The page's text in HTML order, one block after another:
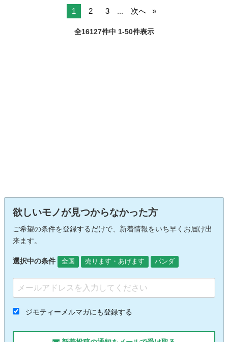
1 2 3 ... 次へ
全16127件中 1-50件表示
欲しいモノが見つからなかった方
ご希望の条件を登録するだけで、新着情報をいち早くお届け出
来ます。
選択中の条件 全国 売ります・あげます パンダ
ジモティーメルマガにも登録する